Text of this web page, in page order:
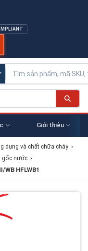
Giới thiệu
dụng và chất chữa cháy ›
gốc nước ›
HFLWB1